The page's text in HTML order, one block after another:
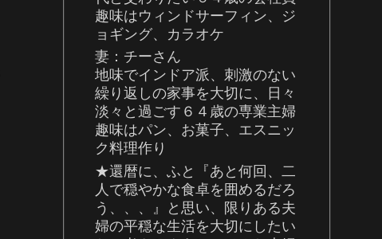
趣味はウィンドサーフィン、ジ
ョギング、カラオケ
妻：チーさん
地味でインドア派、刺激のない
繰り返しの家事を大切に、日々
淡々と過ごす６４歳の専業主婦
趣味はパン、お菓子、エスニッ
ク料理作り
★還暦に、ふと『あと何回、二
人で穏やかな食卓を囲めるだろ
う、、、』と思い、限りある夫
婦の平穏な生活を大切にしたい